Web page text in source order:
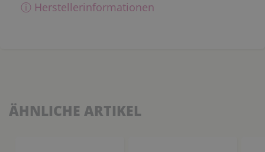
ⓘ Herstellerinformationen
ÄHNLICHE ARTIKEL